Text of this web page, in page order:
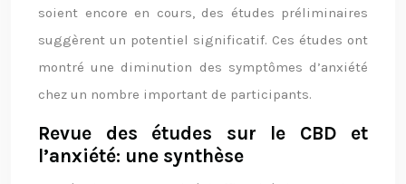
soient encore en cours, des études préliminaires
suggèrent un potentiel significatif. Ces études ont
montré une diminution des symptômes d’anxiété
chez un nombre important de participants.
Revue des études sur le CBD et
l’anxiété: une synthèse